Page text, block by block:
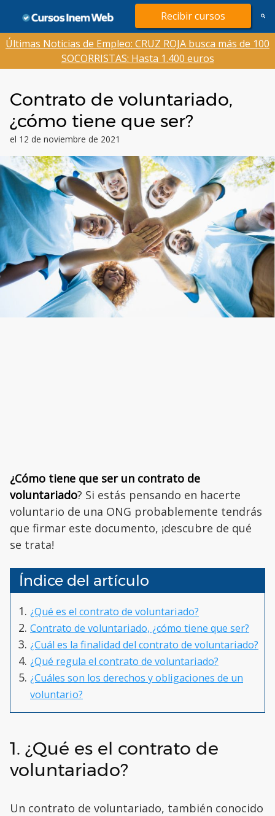
contenido
Recibir cursos
Últimas Noticias de Empleo: CRUZ ROJA busca más de 100
SOCORRISTAS: Hasta 1.400 euros
Contrato de voluntariado,
¿cómo tiene que ser?
el 12 de noviembre de 2021
¿Cómo tiene que ser un contrato de
voluntariado? Si estás pensando en hacerte
voluntario de una ONG probablemente tendrás
que firmar este documento, ¡descubre de qué
se trata!
Índice del artículo
¿Qué es el contrato de voluntariado?
Contrato de voluntariado, ¿cómo tiene que ser?
¿Cuál es la finalidad del contrato de voluntariado?
¿Qué regula el contrato de voluntariado?
¿Cuáles son los derechos y obligaciones de un
voluntario?
1. ¿Qué es el contrato de
voluntariado?
Un contrato de voluntariado, también conocido